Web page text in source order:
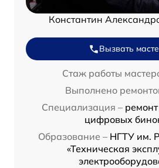
Константин
Вызвать
Стаж работы
Выполнено
Специализация –
цифровых
Образование – НГТУ им.
«Техническая